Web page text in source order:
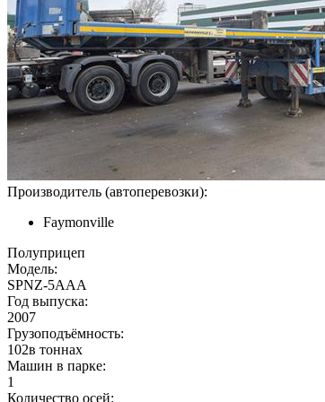
Производитель (автоперевозки):
Faymonville
Полуприцеп
Модель:
SPNZ-5AAA
Год выпуска:
2007
Грузоподъёмность:
102в тоннах
Машин в парке:
1
Количество осей: